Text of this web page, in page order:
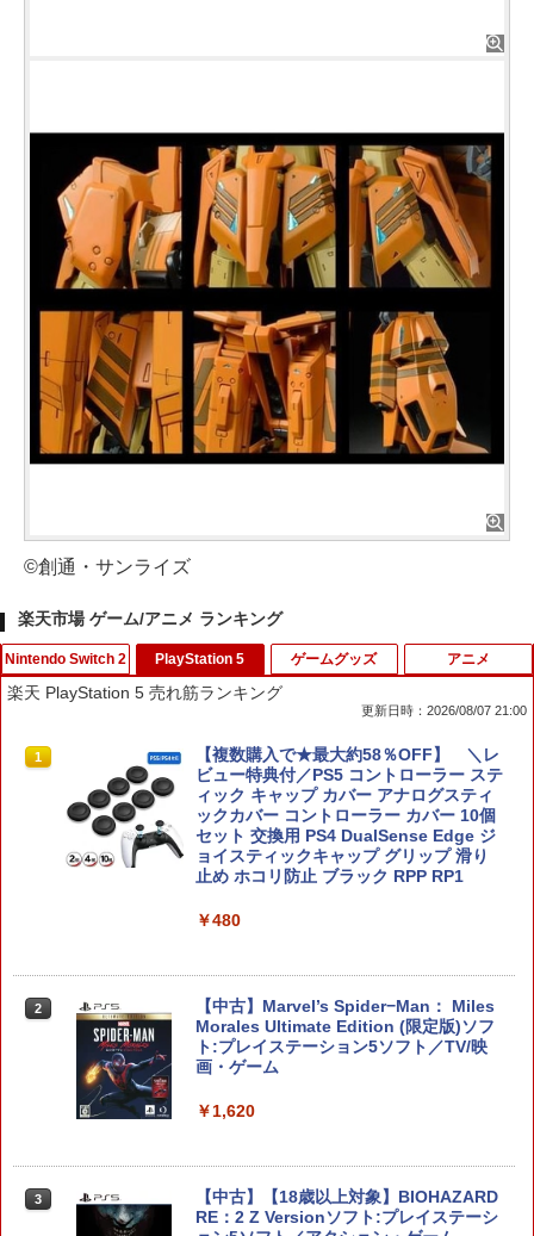
©創通・サンライズ
楽天市場 ゲーム/アニメ ランキング
Nintendo Switch 2
1
【楽天ブックス限定特典+特典】METAL
GEAR SOLID : MASTER COLLECTION
Vol.2 Switch2版(2連アクリルキーホル
ダー+【早期購入封入特典】DLCチラシ)
￥6,600
約品]
￥6,810
￥2,280
PlayStation 5
楽天 PlayStation 5 売れ筋ランキング
更新日時：2026/08/07 21:00
1
【複数購入で★最大約58％OFF】 ＼レ
ビュー特典付／PS5 コントローラー ステ
ィック キャップ カバー アナログスティ
ックカバー コントローラー カバー 10個
セット 交換用 PS4 DualSense Edge ジ
ョイスティックキャップ グリップ 滑り
止め ホコリ防止 ブラック RPP RP1
￥480
2
【中古】Marvel’s Spider−Man： Miles
Morales Ultimate Edition (限定版)ソフ
ト:プレイステーション5ソフト／TV/映
画・ゲーム
￥1,620
3
【中古】【18歳以上対象】BIOHAZARD
RE：2 Z Versionソフト:プレイステーシ
ゲームグッズ アニメ